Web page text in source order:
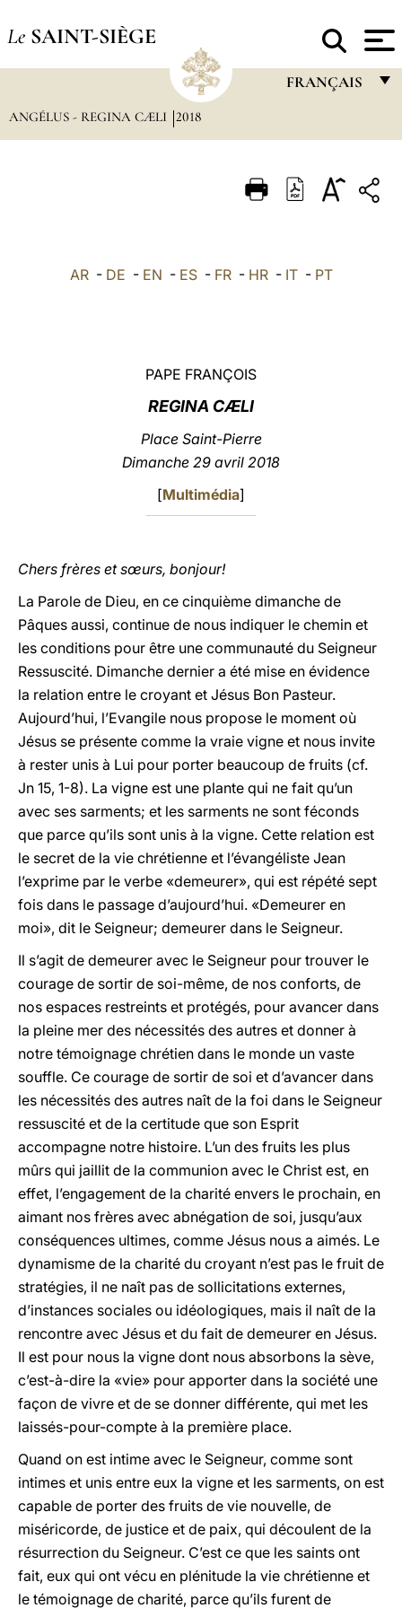
Le SAINT-SIÈGE
FRANÇAIS
ITALIANO
ANGÉLUS - REGINA CÆLI 2018
AR- DE - EN - ES- FR- HR- IT- PT
PAPE FRANÇOIS
REGINA CÆLI
Place Saint-Pierre
Dimanche 29 avril 2018
[Multimédia]
Chers frères et sœurs, bonjour!
La Parole de Dieu, en ce cinquième dimanche de
Pâques aussi, continue de nous indiquer le chemin et
les conditions pour être une communauté du Seigneur
Ressuscité. Dimanche dernier a été mise en évidence
la relation entre le croyant et Jésus Bon Pasteur.
Aujourd’hui, l’Evangile nous propose le moment où
Jésus se présente comme la vraie vigne et nous invite
à rester unis à Lui pour porter beaucoup de fruits (cf.
Jn 15, 1-8). La vigne est une plante qui ne fait qu’un
avec ses sarments; et les sarments ne sont féconds
que parce qu’ils sont unis à la vigne. Cette relation est
le secret de la vie chrétienne et l’évangéliste Jean
l’exprime par le verbe «demeurer», qui est répété sept
fois dans le passage d’aujourd’hui. «Demeurer en
moi», dit le Seigneur; demeurer dans le Seigneur.
Il s’agit de demeurer avec le Seigneur pour trouver le
courage de sortir de soi-même, de nos conforts, de
nos espaces restreints et protégés, pour avancer dans
la pleine mer des nécessités des autres et donner à
notre témoignage chrétien dans le monde un vaste
souffle. Ce courage de sortir de soi et d’avancer dans
les nécessités des autres naît de la foi dans le Seigneur
ressuscité et de la certitude que son Esprit
accompagne notre histoire. L’un des fruits les plus
mûrs qui jaillit de la communion avec le Christ est, en
effet, l’engagement de la charité envers le prochain, en
aimant nos frères avec abnégation de soi, jusqu’aux
conséquences ultimes, comme Jésus nous a aimés. Le
dynamisme de la charité du croyant n’est pas le fruit de
stratégies, il ne naît pas de sollicitations externes,
d’instances sociales ou idéologiques, mais il naît de la
rencontre avec Jésus et du fait de demeurer en Jésus.
Il est pour nous la vigne dont nous absorbons la sève,
c’est-à-dire la «vie» pour apporter dans la société une
façon de vivre et de se donner différente, qui met les
laissés-pour-compte à la première place.
Quand on est intime avec le Seigneur, comme sont
intimes et unis entre eux la vigne et les sarments, on est
capable de porter des fruits de vie nouvelle, de
miséricorde, de justice et de paix, qui découlent de la
résurrection du Seigneur. C’est ce que les saints ont
fait, eux qui ont vécu en plénitude la vie chrétienne et
le témoignage de charité, parce qu’ils furent de